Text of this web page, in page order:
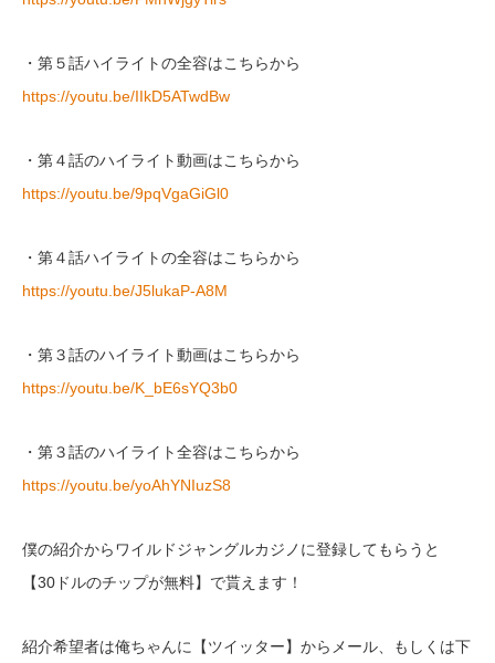
・第５話ハイライトの全容はこちらから
https://youtu.be/IIkD5ATwdBw
・第４話のハイライト動画はこちらから
https://youtu.be/9pqVgaGiGl0
・第４話ハイライトの全容はこちらから
https://youtu.be/J5lukaP-A8M
・第３話のハイライト動画はこちらから
https://youtu.be/K_bE6sYQ3b0
・第３話のハイライト全容はこちらから
https://youtu.be/yoAhYNIuzS8
僕の紹介からワイルドジャングルカジノに登録してもらうと
【30ドルのチップが無料】で貰えます！
紹介希望者は俺ちゃんに【ツイッター】からメール、もしくは下